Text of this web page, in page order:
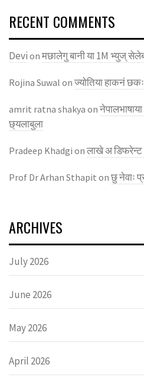
RECENT COMMENTS
Devi on मछालेगु बानी या 1M भ्युज्
Rojina Suwal on ज्याेतिया हाकनं छकः
amrit ratna shakya on
छ्यलाबुला
Pradeep Khadgi on लाखे अ डिफरेन्ट
Prof Dr Arhan Sthapit on छु नेवाः
ARCHIVES
July 2026
June 2026
May 2026
April 2026